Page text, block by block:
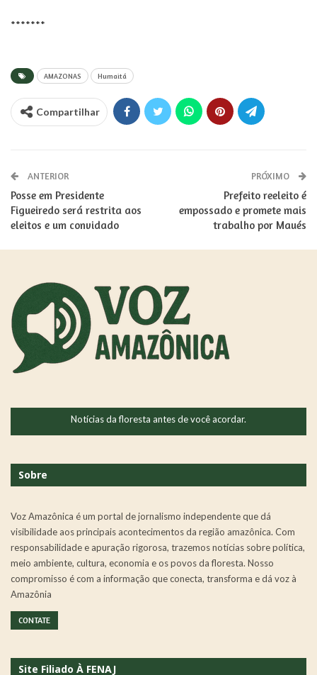
*******
AMAZONAS Humaitá
Compartilhar
ANTERIOR
Posse em Presidente
Figueiredo será restrita aos
eleitos e um convidado
PRÓXIMO
Prefeito reeleito é
empossado e promete mais
trabalho por Maués
Notícias da floresta antes de você acordar.
Sobre
Voz Amazônica é um portal de jornalismo independente que dá
visibilidade aos principais acontecimentos da região amazônica. Com
responsabilidade e apuração rigorosa, trazemos notícias sobre política,
meio ambiente, cultura, economia e os povos da floresta. Nosso
compromisso é com a informação que conecta, transforma e dá voz à
Amazônia
CONTATE
Site Filiado À FENAJ